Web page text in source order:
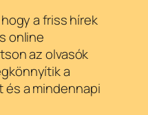
a friss hírek
online
az olvasók
a
a mindennapi